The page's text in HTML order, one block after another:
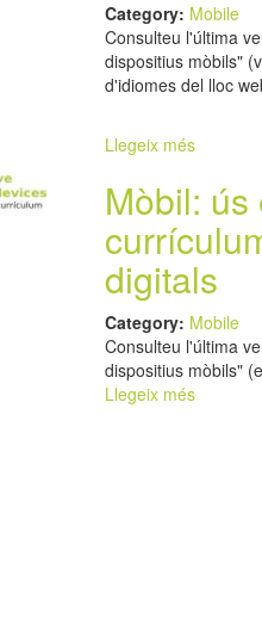
Category: Mobile
Consulteu l'última
dispositius mòbils"
d'idiomes del lloc
Llegeix més
Mòbil:
digitals
Category: Mobile
Consulteu l'última
dispositius mòbils"
Llegeix més